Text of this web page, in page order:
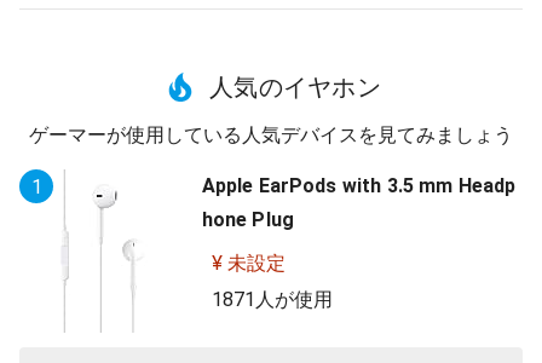
人気のイヤホン
ゲーマーが使用している人気デバイスを見てみましょう
1
Apple EarPods with 3.5 mm Headp
hone Plug
¥ 未設定
1871人が使用